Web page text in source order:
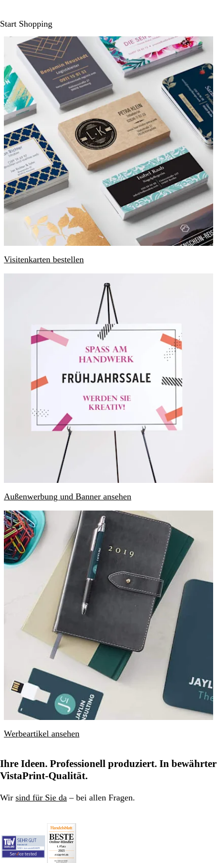
Start Shopping
Visitenkarten bestellen
Außenwerbung und Banner ansehen
Werbeartikel ansehen
Ihre Ideen. Professionell produziert. In bewährter
VistaPrint-Qualität.
Wir sind für Sie da – bei allen Fragen.